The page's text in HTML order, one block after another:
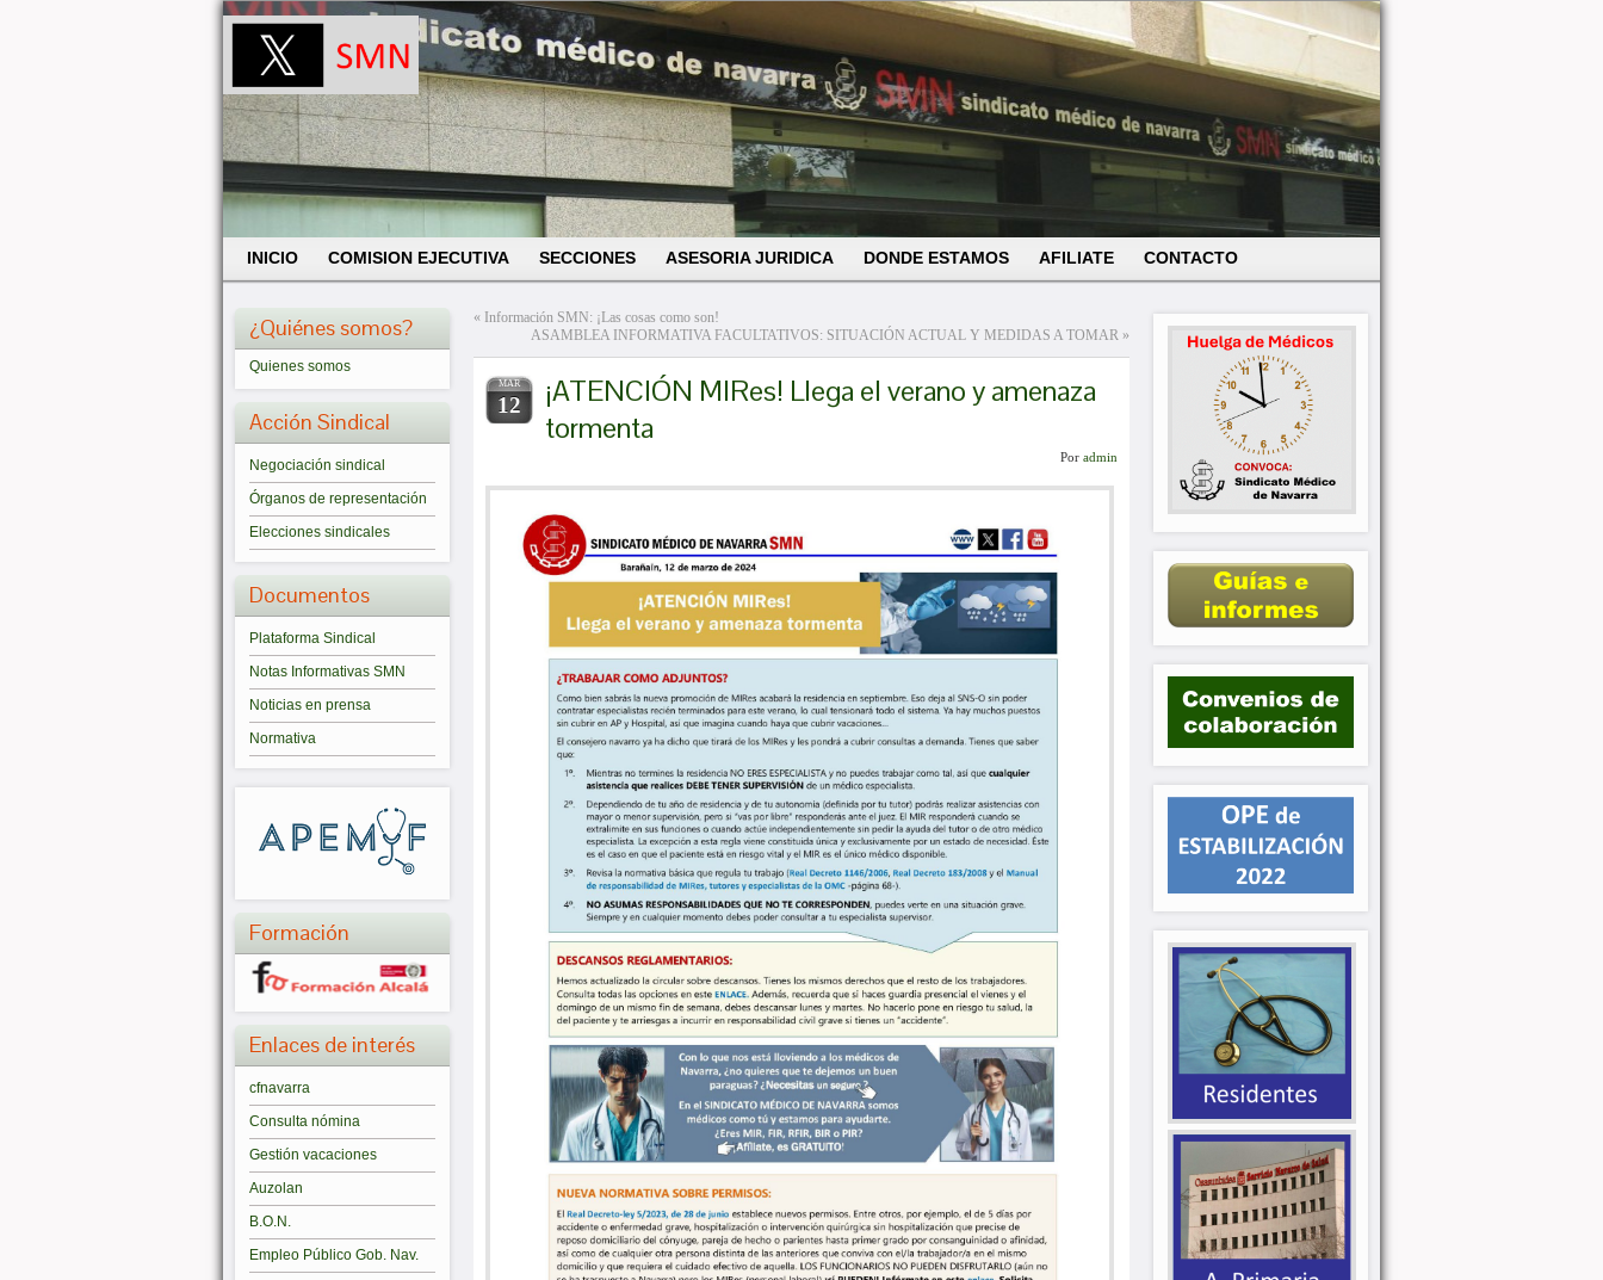
INICIO COMISION EJECUTIVA SECCIONES ASESORIA JURIDICA DONDE ESTAMOS AFILIATE CONTACTO
¿Quiénes somos?
Quienes somos
Acción Sindical
Negociación sindical
Órganos de representación
Elecciones sindicales
Documentos
Plataforma Sindical
Notas Informativas SMN
Noticias en prensa
Normativa
Formación
Enlaces de interés
cfnavarra
Consulta nómina
Gestión vacaciones
Auzolan
B.O.N.
Empleo Público Gob. Nav.
« Información SMN: ¡Las cosas como son!
ASAMBLEA INFORMATIVA FACULTATIVOS: SITUACIÓN ACTUAL Y MEDIDAS A TOMAR »
MAR
12
¡ATENCIÓN MIRes! Llega el verano y amenaza
tormenta
Por admin